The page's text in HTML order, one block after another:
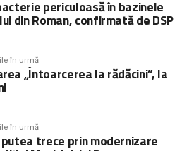
periculoasă în bazinele
din Roman, confirmată de DSP
în urmă
„Întoarcerea la rădăcini”, la
în urmă
putea trece prin modernizare